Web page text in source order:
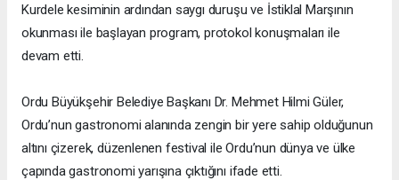
Kurdele kesiminin ardından saygı duruşu ve İstiklal Marşının
okunması ile başlayan program, protokol konuşmaları ile
devam etti.
Ordu Büyükşehir Belediye Başkanı Dr. Mehmet Hilmi Güler,
Ordu’nun gastronomi alanında zengin bir yere sahip olduğunun
altını çizerek, düzenlenen festival ile Ordu’nun dünya ve ülke
çapında gastronomi yarışına çıktığını ifade etti.